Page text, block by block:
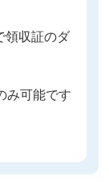
領収証のダ
み可能です